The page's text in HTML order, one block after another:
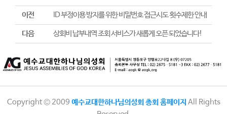
이전 ID 부정이용 방지를 위한 비밀번호 접근시도 횟수제한 안내
다음 상회비 납부내역 조회 서비스가 새롭게 오픈 되었습니다!
Copyright © 2009 예수교대한하나님의성회 총회 홈페이지 All Rights